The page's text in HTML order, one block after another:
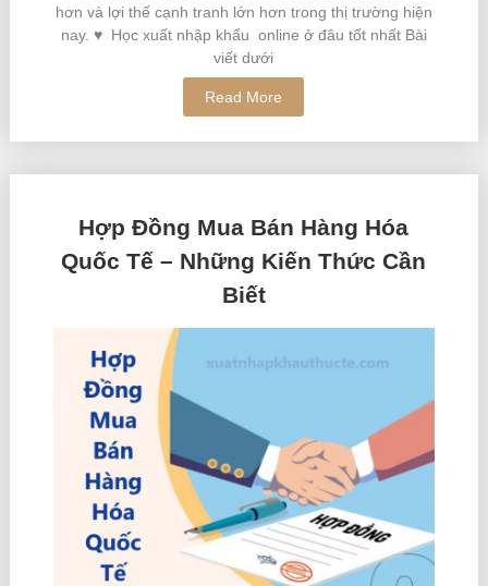
hơn và lợi thế cạnh tranh lớn hơn trong thị trường hiện
nay. ♥ Học xuất nhập khẩu online ở đâu tốt nhất Bài
viết dưới
Read More
Hợp Đồng Mua Bán Hàng Hóa
Quốc Tế – Những Kiến Thức Cần
Biết